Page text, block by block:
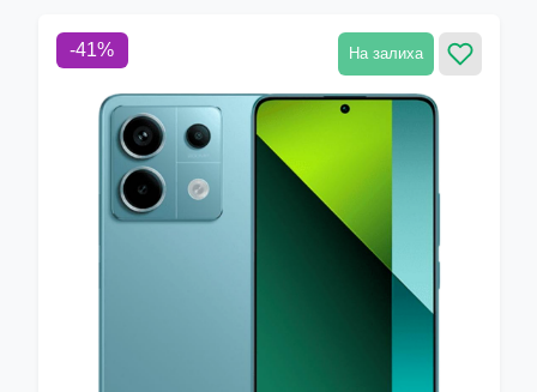
-41% На залиха